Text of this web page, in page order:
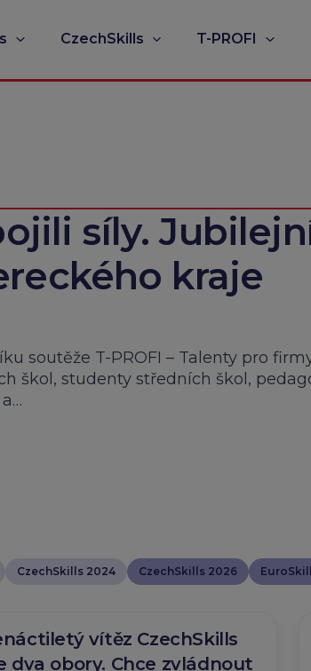
CzechSkills T-PROFI
síly.
kraje
soutěže T-PROFI – Talenty pro
škol, studenty středních škol,
CzechSkills 2024 CzechSkills 2026
vítěz CzechSkills
dva obory. Chce zvládnout